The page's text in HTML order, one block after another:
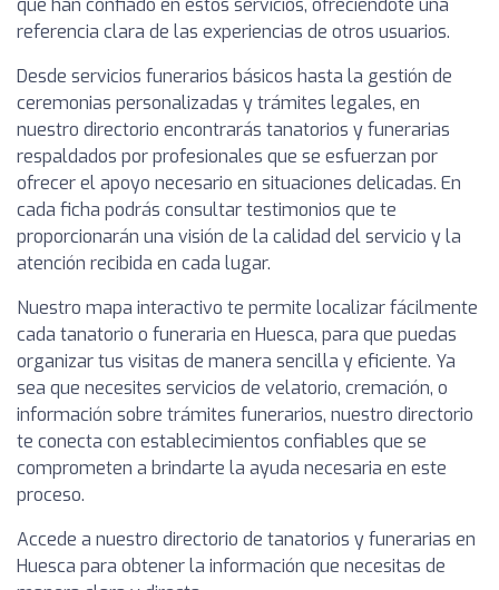
referencia clara de las experiencias de otros usuarios.
Desde servicios funerarios básicos hasta la gestión de
ceremonias personalizadas y trámites legales, en
nuestro directorio encontrarás tanatorios y funerarias
respaldados por profesionales que se esfuerzan por
ofrecer el apoyo necesario en situaciones delicadas. En
cada ficha podrás consultar testimonios que te
proporcionarán una visión de la calidad del servicio y la
atención recibida en cada lugar.
Nuestro mapa interactivo te permite localizar fácilmente
cada tanatorio o funeraria en Huesca, para que puedas
organizar tus visitas de manera sencilla y eficiente. Ya
sea que necesites servicios de velatorio, cremación, o
información sobre trámites funerarios, nuestro directorio
te conecta con establecimientos confiables que se
comprometen a brindarte la ayuda necesaria en este
proceso.
Accede a nuestro directorio de tanatorios y funerarias en
Huesca para obtener la información que necesitas de